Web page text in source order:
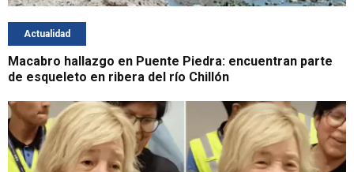
Actualidad
Macabro hallazgo en Puente Piedra: encuentran parte
de esqueleto en ribera del río Chillón